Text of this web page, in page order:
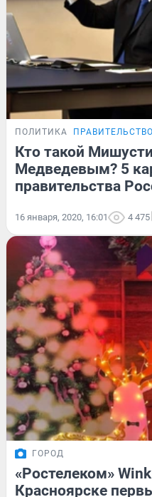
ПОЛИТИКА
Кто такой
Медведевым? 5
правительства
16 января, 2020, 16:01 4 475
ГОРОД
«Ростелеком»
Красноярске